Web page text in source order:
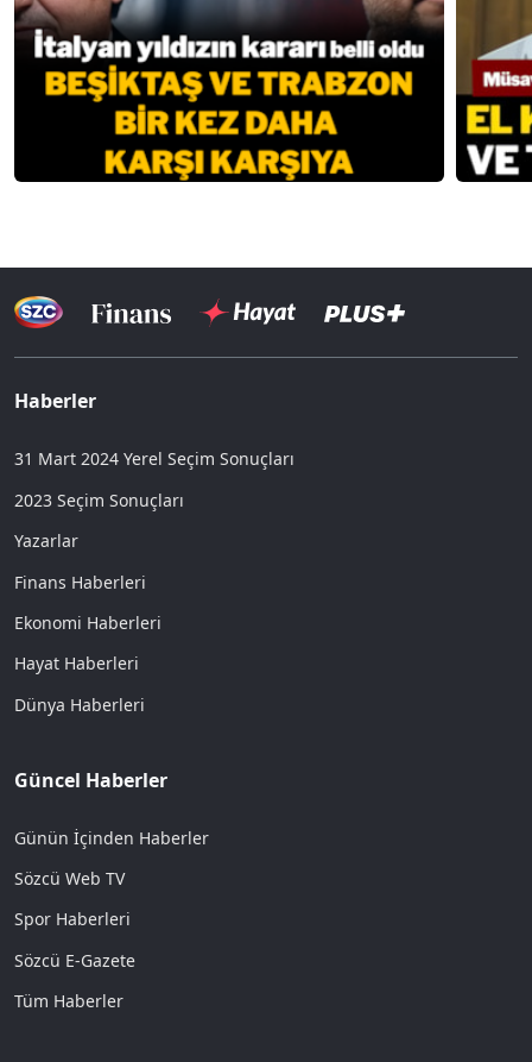
Haberler
31 Mart 2024 Yerel Seçim Sonuçları
2023 Seçim Sonuçları
Yazarlar
Finans Haberleri
Ekonomi Haberleri
Hayat Haberleri
Dünya Haberleri
Güncel Haberler
Günün İçinden Haberler
Sözcü Web TV
Spor Haberleri
Sözcü E-Gazete
Tüm Haberler